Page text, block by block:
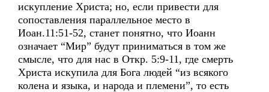
искупление Христа; но, если привести для
сопоставления параллельное место в
Иоан.11:51-52, станет понятно, что Иоанн
означает “Мир” будут приниматься в том же
смысле, что для нас в Откр. 5:9-11, где смерть
Христа искупила для Бога людей “из всякого
колена и языка, и народа и племени”, то есть